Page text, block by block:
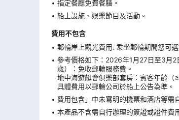
指定餐廳免費餐膳。
船上設施、娛樂節目及活動。
費用不包含
郵輪岸上觀光費用. 乘坐郵輪期間您可
參考價格如下：2026年1月27日至3月
歲）：免收郵輪服務費。
地中海遊艇會俱樂部套房：賓客年齡（
具體費用以郵輪公司於船上公告為準。
費用包含」中未寫明的機票和酒店等需
本產品不含需自行辦理的簽證或證件費